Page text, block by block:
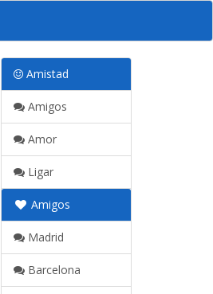
Amistad
Amigos
Amor
Ligar
Amigos
Madrid
Barcelona